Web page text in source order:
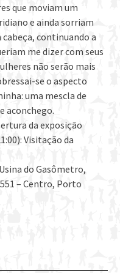
que moviam um
e ainda sorriam
cabeça, continuando a
me dizer com seus
não serão mais
se o aspecto
uma mescla de
aconchego.
da exposição
Visitação da
do Gasômetro,
– Centro, Porto